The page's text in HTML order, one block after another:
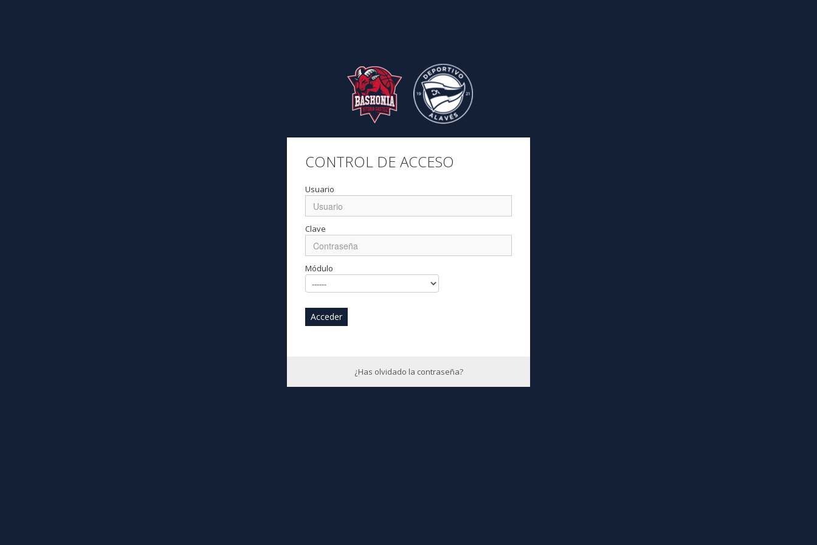
CONTROL DE ACCESO
Usuario
Clave
Módulo
Acceder
¿Has olvidado la contraseña?